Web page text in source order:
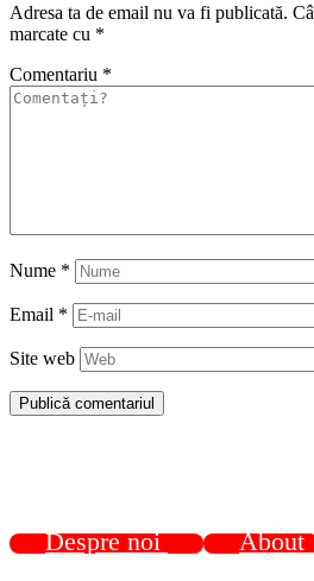
Adresa ta de email nu va fi publicată.
marcate cu *
Comentariu *
Nume *
Email *
Site web
Despre noi